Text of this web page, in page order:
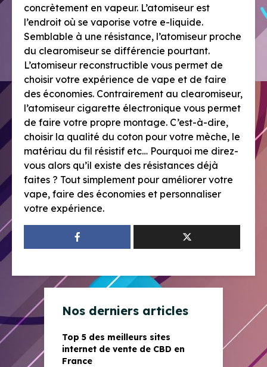
concrètement en vapeur. L’atomiseur est
l’endroit où se vaporise votre e-liquide.
Semblable à une résistance, l’atomiseur proche
du clearomiseur se différencie pourtant.
L’atomiseur reconstructible vous permet de
choisir votre expérience de vape et de faire
des économies. Contrairement au clearomiseur,
l’atomiseur cigarette électronique vous permet
de faire votre propre montage. C’est-à-dire,
choisir la qualité du coton pour votre mèche, le
matériau du fil résistif etc… Pourquoi me direz-
vous alors qu’il existe des résistances déjà
faites ? Tout simplement pour améliorer votre
vape, faire des économies et personnaliser
votre expérience.
Nos derniers articles
Top 5 des meilleurs sites
internet de vente de CBD en
France